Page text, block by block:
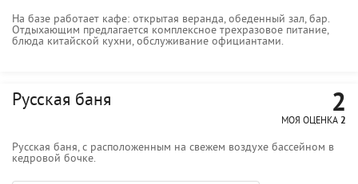
На базе работает кафе: открытая веранда, обеденный зал, бар.
Отдыхающим предлагается комплексное трехразовое питание,
блюда китайской кухни, обслуживание официантами.
Русская баня 2
МОЯ ОЦЕНКА 2
Русская баня, с расположенным на свежем воздухе бассейном в
кедровой бочке.